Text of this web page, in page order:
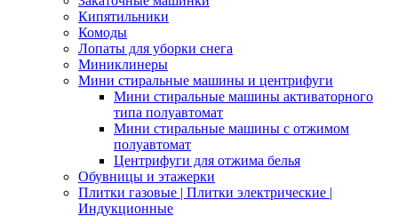
Кипятильники
Комоды
Лопаты для уборки снега
Миниклинеры
Мини стиральные машины и центрифуги
Мини стиральные машины активаторного
типа полуавтомат
Мини стиральные машины с отжимом
полуавтомат
Центрифуги для отжима белья
Обувницы и этажерки
Плитки газовые | Плитки электрические |
Индукционные